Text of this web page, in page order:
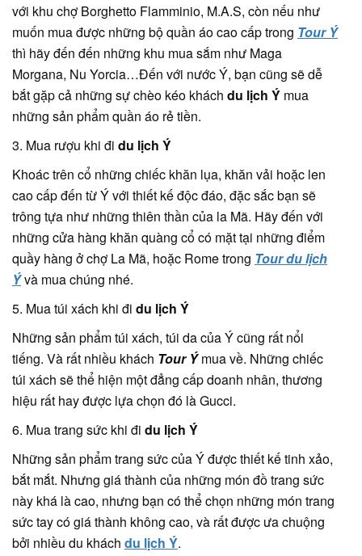
với khu chợ Borghetto Flamminio, M.A.S, còn nếu như
muốn mua được những bộ quần áo cao cấp trong Tour Ý
thì hãy đến đến những khu mua sắm như Maga
Morgana, Nu Yorcia…Đến với nước Ý, bạn cũng sẽ dễ
bắt gặp cả những sự chèo kéo khách du lịch Ý mua
những sản phẩm quần áo rẻ tiền.
3. Mua rượu khi đi du lịch Ý
Khoác trên cổ những chiếc khăn lụa, khăn vải hoặc len
cao cấp đến từ Ý với thiết kế độc đáo, đặc sắc bạn sẽ
trông tựa như những thiên thần của la Mã. Hãy đến với
những cửa hàng khăn quàng cổ có mặt tại những điểm
quầy hàng ở chợ La Mã, hoặc Rome trong Tour du lịch
Ývà mua chúng nhé.
5. Mua túi xách khi đi du lịch Ý
Những sản phẩm túi xách, túi da của Ý cũng rất nổi
tiếng. Và rất nhiều khách Tour Ýmua về. Những chiếc
túi xách sẽ thể hiện một đẳng cấp doanh nhân, thương
hiệu rất hay được lựa chọn đó là Gucci.
6. Mua trang sức khi đi du lịch Ý
Những sản phẩm trang sức của Ý được thiết kế tinh xảo,
bắt mắt. Nhưng giá thành của những món đồ trang sức
này khá là cao, nhưng bạn có thể chọn những món trang
sức tay có giá thành không cao, và rất được ưa chuộng
bởi nhiều du khách du lịch Ý.